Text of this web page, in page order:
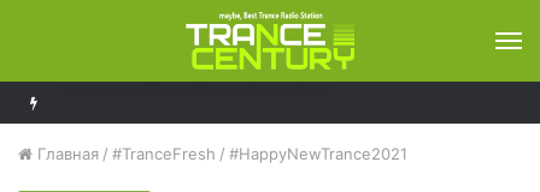
Главная / #TranceFresh / #HappyNewTrance2021